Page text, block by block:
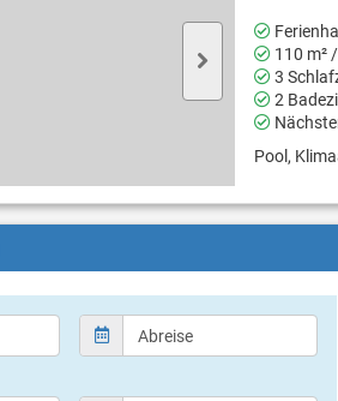
110 m²
3
2
Pool,